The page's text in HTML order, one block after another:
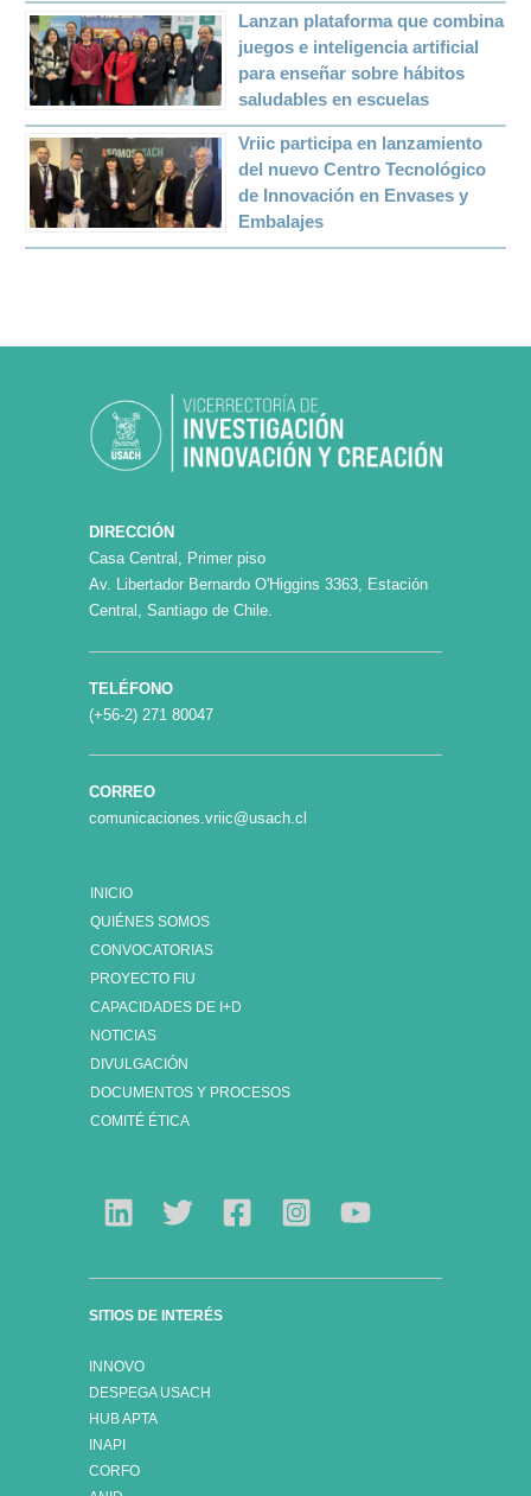
Lanzan plataforma que combina
juegos e inteligencia artificial
para enseñar sobre hábitos
saludables en escuelas
Vriic participa en lanzamiento
del nuevo Centro Tecnológico
de Innovación en Envases y
Embalajes
DIRECCIÓN
Casa Central, Primer piso
Av. Libertador Bernardo O'Higgins 3363, Estación
Central, Santiago de Chile.
TELÉFONO
(+56-2) 271 80047
CORREO
comunicaciones.vriic@usach.cl
INICIO
QUIÉNES SOMOS
CONVOCATORIAS
PROYECTO FIU
CAPACIDADES DE I+D
NOTICIAS
DIVULGACIÓN
DOCUMENTOS Y PROCESOS
COMITÉ ÉTICA
SITIOS DE INTERÉS
INNOVO
DESPEGA USACH
HUB APTA
INAPI
CORFO